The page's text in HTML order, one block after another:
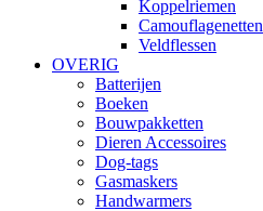
Koppelriemen
Camouflagenetten
Veldflessen
OVERIG
Batterijen
Boeken
Bouwpakketten
Dieren Accessoires
Dog-tags
Gasmaskers
Handwarmers